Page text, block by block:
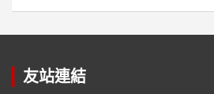
友站連結